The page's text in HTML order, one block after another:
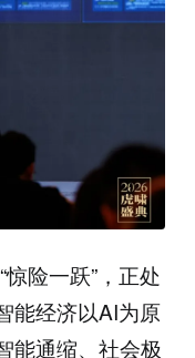
险一跃”，正处
能经济以AI为原
能通缩、社会极